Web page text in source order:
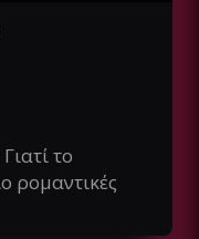
το
ρομαντικές